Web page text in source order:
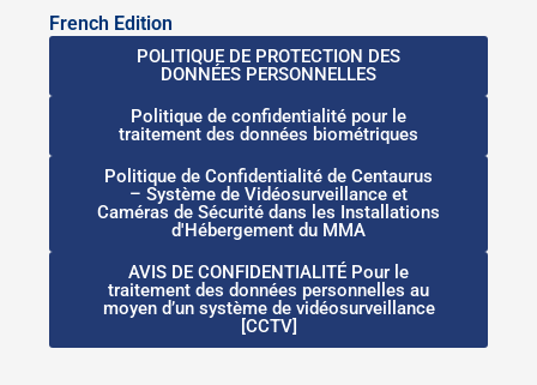
French Edition
POLITIQUE DE PROTECTION DES
DONNÉES PERSONNELLES
Politique de confidentialité pour le
traitement des données biométriques
Politique de Confidentialité de Centaurus
– Système de Vidéosurveillance et
Caméras de Sécurité dans les Installations
d'Hébergement du MMA
AVIS DE CONFIDENTIALITÉ Pour le
traitement des données personnelles au
moyen d’un système de vidéosurveillance
[CCTV]